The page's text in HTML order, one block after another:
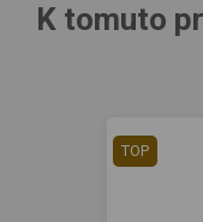
K tomuto
TOP